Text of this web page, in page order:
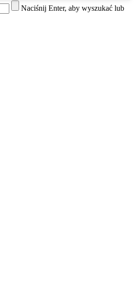
Naciśnij Enter, aby wyszukać lub